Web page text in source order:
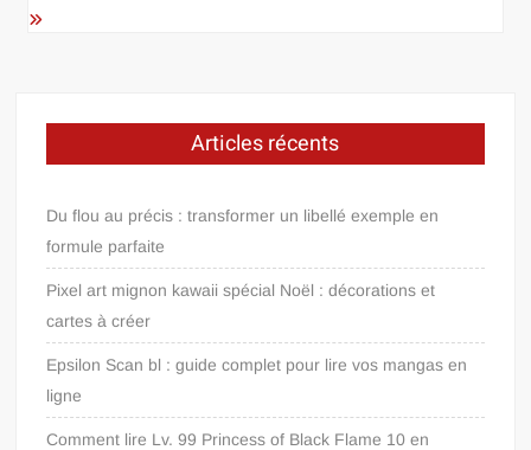
Articles récents
Du flou au précis : transformer un libellé exemple en
formule parfaite
Pixel art mignon kawaii spécial Noël : décorations et
cartes à créer
Epsilon Scan bl : guide complet pour lire vos mangas en
ligne
Comment lire Lv. 99 Princess of Black Flame 10 en